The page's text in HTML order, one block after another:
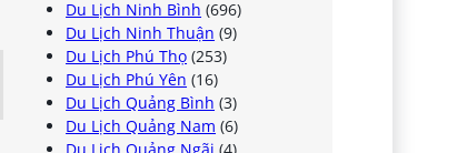
Du Lịch Ninh Bình (696)
Du Lịch Ninh Thuận (9)
Du Lịch Phú Thọ (253)
Du Lịch Phú Yên (16)
Du Lịch Quảng Bình (3)
Du Lịch Quảng Nam (6)